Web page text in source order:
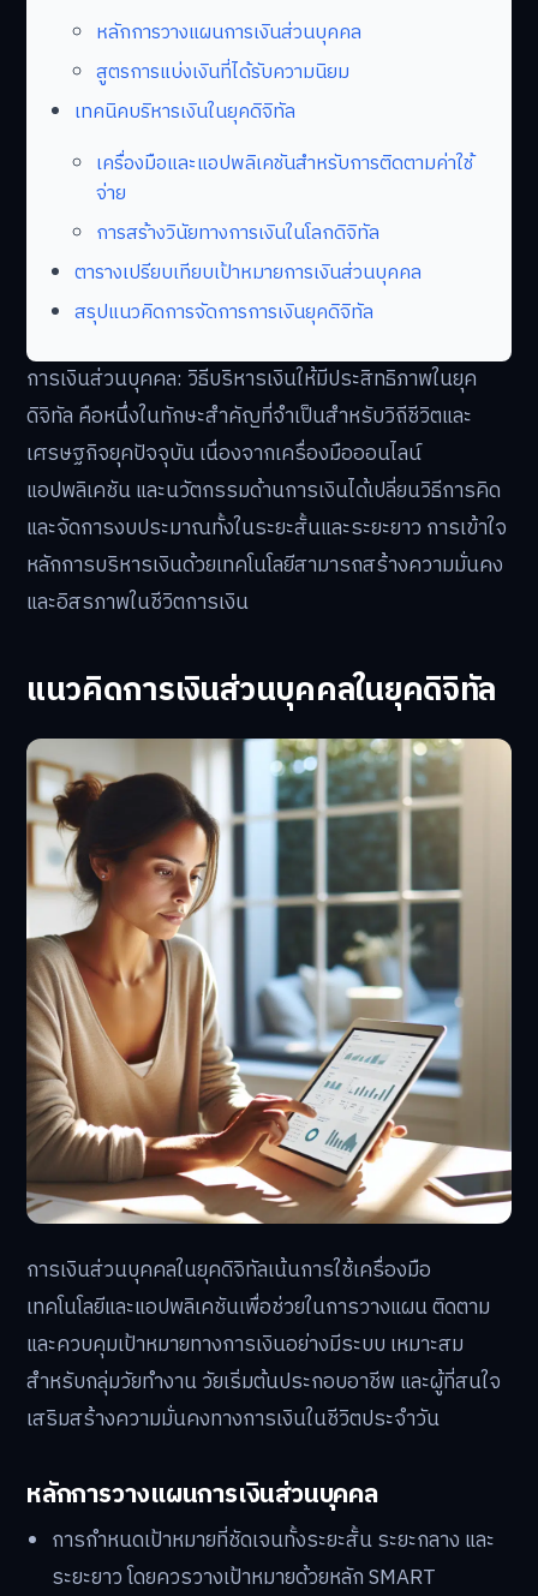
หลักการวางแผนการเงินส่วนบุคคล
สูตรการแบ่งเงินที่ได้รับความนิยม
เทคนิคบริหารเงินในยุคดิจิทัล
เครื่องมือและแอปพลิเคชันสำหรับการติดตามค่าใช้
จ่าย
การสร้างวินัยทางการเงินในโลกดิจิทัล
ตารางเปรียบเทียบเป้าหมายการเงินส่วนบุคคล
สรุปแนวคิดการจัดการการเงินยุคดิจิทัล
การเงินส่วนบุคคล: วิธีบริหารเงินให้มีประสิทธิภาพในยุค
ดิจิทัล คือหนึ่งในทักษะสำคัญที่จำเป็นสำหรับวิถีชีวิตและ
เศรษฐกิจยุคปัจจุบัน เนื่องจากเครื่องมือออนไลน์
แอปพลิเคชัน และนวัตกรรมด้านการเงินได้เปลี่ยนวิธีการคิด
และจัดการงบประมาณทั้งในระยะสั้นและระยะยาว การเข้าใจ
หลักการบริหารเงินด้วยเทคโนโลยีสามารถสร้างความมั่นคง
และอิสรภาพในชีวิตการเงิน
แนวคิดการเงินส่วนบุคคลในยุคดิจิทัล
การเงินส่วนบุคคลในยุคดิจิทัลเน้นการใช้เครื่องมือ
เทคโนโลยีและแอปพลิเคชันเพื่อช่วยในการวางแผน ติดตาม
และควบคุมเป้าหมายทางการเงินอย่างมีระบบ เหมาะสม
สำหรับกลุ่มวัยทำงาน วัยเริ่มต้นประกอบอาชีพ และผู้ที่สนใจ
เสริมสร้างความมั่นคงทางการเงินในชีวิตประจำวัน
หลักการวางแผนการเงินส่วนบุคคล
การกำหนดเป้าหมายที่ชัดเจนทั้งระยะสั้น ระยะกลาง และ
ระยะยาว โดยควรวางเป้าหมายด้วยหลัก SMART